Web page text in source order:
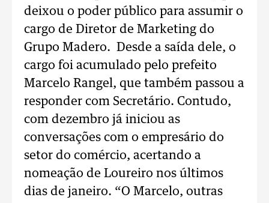
deixou o poder público para assumir o
cargo de Diretor de Marketing do
Grupo Madero. Desde a saída dele, o
cargo foi acumulado pelo prefeito
Marcelo Rangel, que também passou a
responder com Secretário. Contudo,
com dezembro já iniciou as
conversações com o empresário do
setor do comércio, acertando a
nomeação de Loureiro nos últimos
dias de janeiro. “O Marcelo, outras